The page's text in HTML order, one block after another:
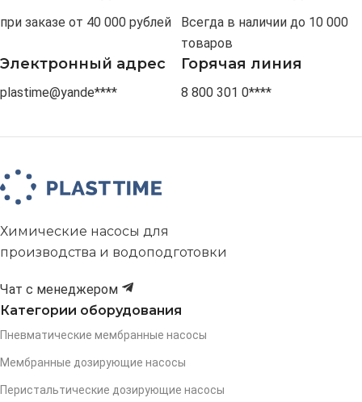
при заказе от 40 000 рублей
Всегда в наличии до 10 000
товаров
Электронный адрес
plastime@yande****
Горячая линия
8 800 301 0****
Химические насосы для
производства и водоподготовки
Чат с менеджером
Категории оборудования
Пневматические мембранные насосы
Мембранные дозирующие насосы
Перистальтические дозирующие насосы